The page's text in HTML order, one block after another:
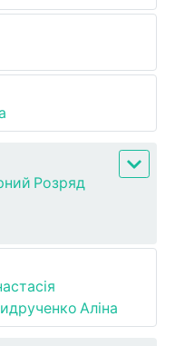
Розряд
Аліна